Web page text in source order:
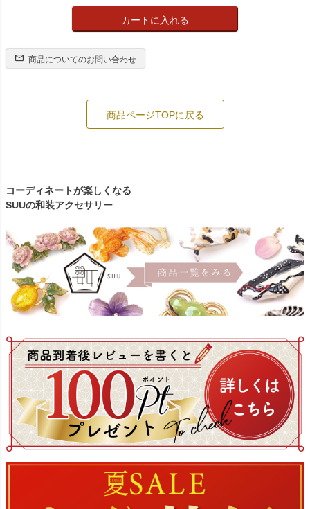
カートに入れる
商品についてのお問い合わせ
商品ページTOPに戻る
コーディネートが楽しくなる
SUUの和装アクセサリー